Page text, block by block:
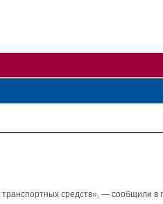
средств», ― сообщили